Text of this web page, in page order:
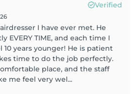
Verified
I have ever met. He
EVERY TIME, and each time I
10 years younger! He is patient
time to do the job perfectly.
place, and the staff
me feel very wel...